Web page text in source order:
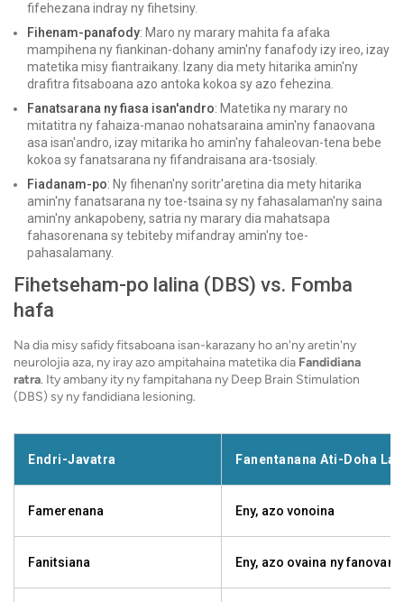
fifehezana indray ny fihetsiny.
Fihenam-panafody: Maro ny marary mahita fa afaka
mampihena ny fiankinan-dohany amin'ny fanafody izy ireo, izay
matetika misy fiantraikany. Izany dia mety hitarika amin'ny
drafitra fitsaboana azo antoka kokoa sy azo fehezina.
Fanatsarana ny fiasa isan'andro: Matetika ny marary no
mitatitra ny fahaiza-manao nohatsaraina amin'ny fanaovana
asa isan'andro, izay mitarika ho amin'ny fahaleovan-tena bebe
kokoa sy fanatsarana ny fifandraisana ara-tsosialy.
Fiadanam-po: Ny fihenan'ny soritr'aretina dia mety hitarika
amin'ny fanatsarana ny toe-tsaina sy ny fahasalaman'ny saina
amin'ny ankapobeny, satria ny marary dia mahatsapa
fahasorenana sy tebiteby mifandray amin'ny toe-
pahasalamany.
Fihetseham-po lalina (DBS) vs. Fomba
hafa
Na dia misy safidy fitsaboana isan-karazany ho an'ny aretin'ny
neurolojia aza, ny iray azo ampitahaina matetika dia Fandidiana
ratra. Ity ambany ity ny fampitahana ny Deep Brain Stimulation
(DBS) sy ny fandidiana lesioning.
Endri-Javatra Fanentanana Ati-Doha
Famerenana Eny, azo vonoina
Fanitsiana Eny, azo ovaina ny fanovana